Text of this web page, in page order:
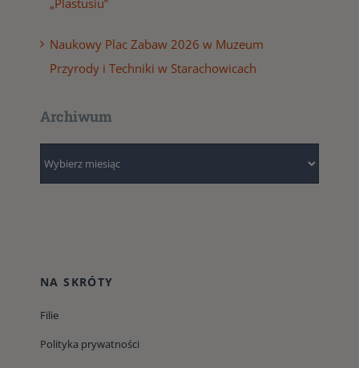
„Plastusiu”
Naukowy Plac Zabaw 2026 w Muzeum
Przyrody i Techniki w Starachowicach
Archiwum
NA SKRÓTY
Filie
Polityka prywatności